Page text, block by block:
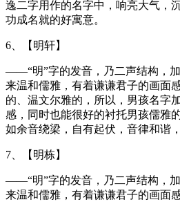
逸二字用作的名字中，响亮大气，
功成名就的好寓意。
6、【明轩】
——“明”字的发音，乃二声结构，
来温和儒雅，有着谦谦君子的画面
的、温文尔雅的，所以，男孩名字
感，同时也能很好的衬托男孩儒雅
如余音绕梁，自有起伏，音律和谐
7、【明栋】
——“明”字的发音，乃二声结构，
来温和儒雅，有着谦谦君子的画面